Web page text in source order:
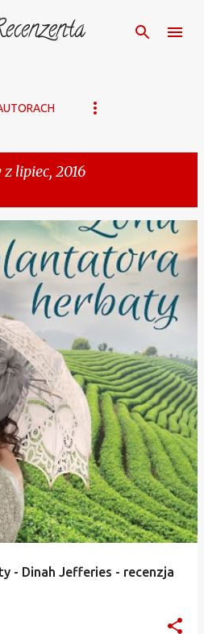
zawartości
lipiec, 2016
- Dinah Jefferies - recenzja